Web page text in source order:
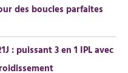
des boucles parfaites
: puissant 3 en 1 IPL avec